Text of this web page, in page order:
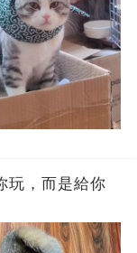
玩，而是給你